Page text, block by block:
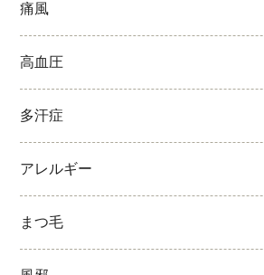
痛風
高血圧
多汗症
アレルギー
まつ毛